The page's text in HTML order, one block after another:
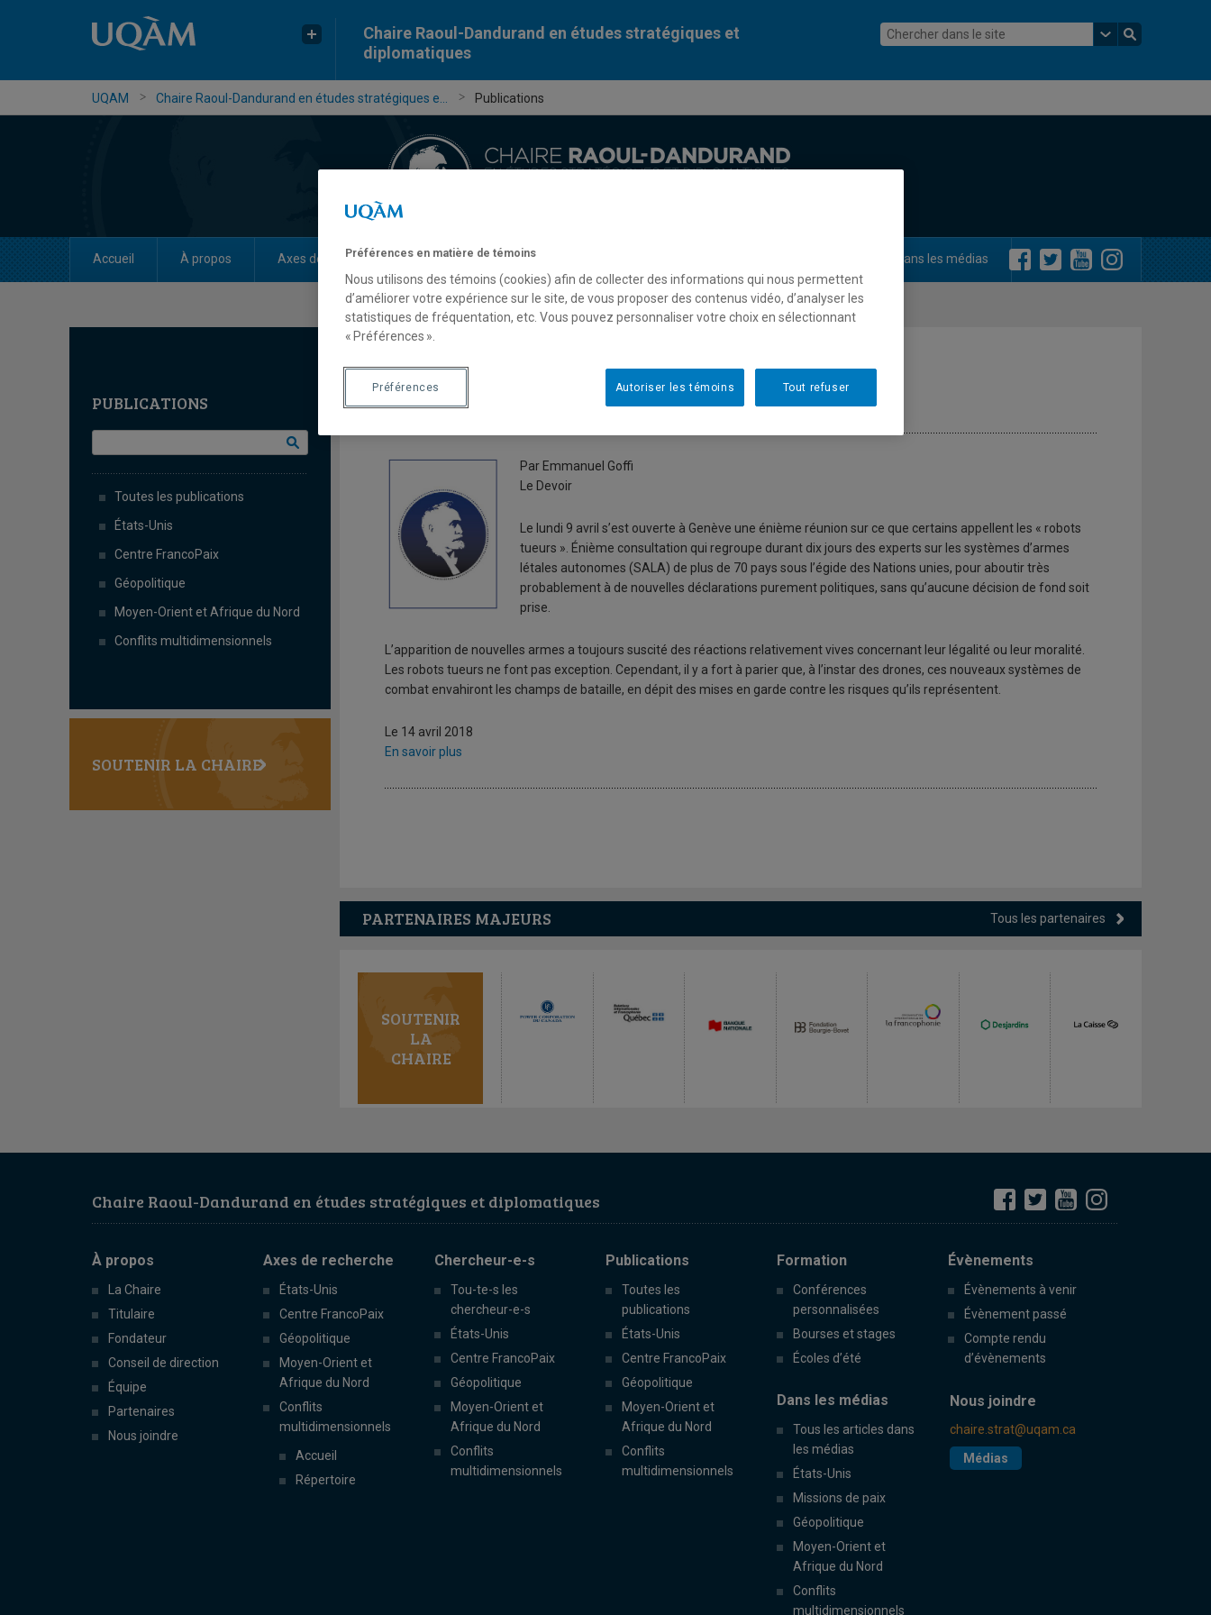
Chaire Raoul-Dandurand en études stratégiques et
diplomatiques
UQAM Chaire Raoul-Dandurand en études stratégiques e... Publications
Accueil À propos Axes de recherche Chercheur-e-s Dans les médias
PUBLICATIONS
Toutes les publications
États-Unis
Centre FrancoPaix
Géopolitique
Moyen-Orient et Afrique du Nord
Conflits multidimensionnels
SOUTENIR LA CHAIRE
Les «robots tueurs» sont inévitables
Par Emmanuel Goffi
Le Devoir
Le lundi 9 avril s’est ouverte à Genève une énième réunion sur ce que certains appellent les « robots
tueurs ». Énième consultation qui regroupe durant dix jours des experts sur les systèmes d’armes
létales autonomes (SALA) de plus de 70 pays sous l’égide des Nations unies, pour aboutir très
probablement à de nouvelles déclarations purement politiques, sans qu’aucune décision de fond soit
prise.
L’apparition de nouvelles armes a toujours suscité des réactions relativement vives concernant leur légalité ou leur moralité.
Les robots tueurs ne font pas exception. Cependant, il y a fort à parier que, à l’instar des drones, ces nouveaux systèmes de
combat envahiront les champs de bataille, en dépit des mises en garde contre les risques qu’ils représentent.
Le 14 avril 2018
En savoir plus
PARTENAIRES MAJEURS Tous les partenaires
SOUTENIR
LA
CHAIRE
Chaire Raoul-Dandurand en études stratégiques et diplomatiques
À propos
La Chaire
Titulaire
Fondateur
Conseil de direction
Équipe
Partenaires
Nous joindre
Axes de recherche
États-Unis
Centre FrancoPaix
Géopolitique
Moyen-Orient et
Afrique du Nord
Conflits
multidimensionnels
Accueil
Répertoire
Chercheur-e-s
Tou-te-s les
chercheur-e-s
États-Unis
Centre FrancoPaix
Géopolitique
Moyen-Orient et
Afrique du Nord
Conflits
multidimensionnels
Publications
Toutes les
publications
États-Unis
Centre FrancoPaix
Géopolitique
Moyen-Orient et
Afrique du Nord
Conflits
multidimensionnels
Formation
Conférences
personnalisées
Bourses et stages
Écoles d’été
Évènements
Évènements à venir
Évènement passé
Compte rendu
d’évènements
Dans les médias
Tous les articles dans
les médias
États-Unis
Missions de paix
Géopolitique
Moyen-Orient et
Afrique du Nord
Conflits
multidimensionnels
Nous joindre
chaire.strat@uqam.ca
Médias
Préférences en matière de témoins
Nous utilisons des témoins (cookies) afin de collecter des informations qui nous permettent
d’améliorer votre expérience sur le site, de vous proposer des contenus vidéo, d’analyser les
statistiques de fréquentation, etc. Vous pouvez personnaliser votre choix en sélectionnant
« Préférences ».
Tout refuser
Autoriser les témoins
Préférences